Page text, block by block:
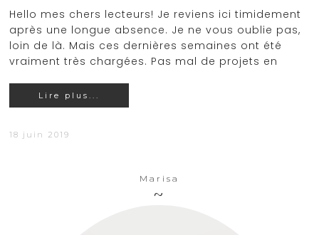
Hello mes chers lecteurs! Je reviens ici timidement
après une longue absence. Je ne vous oublie pas,
loin de là. Mais ces dernières semaines ont été
vraiment très chargées. Pas mal de projets en
Lire plus...
18 juin 2019
Marisa